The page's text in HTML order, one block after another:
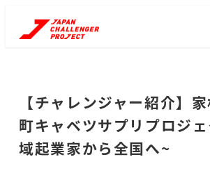
【チャレンジャー紹介】
町キャベツサプリプロジ
域起業家から全国へ~